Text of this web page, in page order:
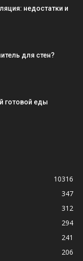
недостатки и
для стен?
готовой еды
10316
347
312
294
241
206